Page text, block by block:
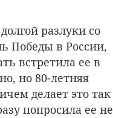
разлуки со
Победы в России,
встретила ее в
но 80-летняя
делает это так
попросила ее не